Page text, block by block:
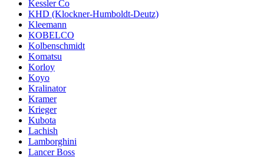
Kessler Co
KHD (Klockner-Humboldt-Deutz)
Kleemann
KOBELCO
Kolbenschmidt
Komatsu
Korloy
Koyo
Kralinator
Kramer
Krieger
Kubota
Lachish
Lamborghini
Lancer Boss